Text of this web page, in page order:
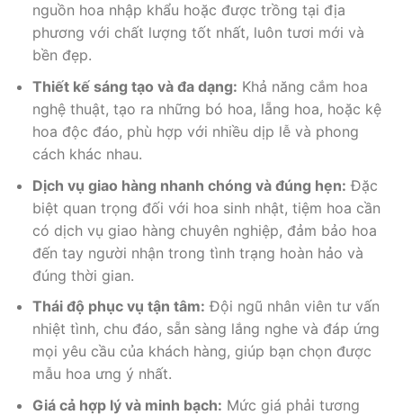
nguồn hoa nhập khẩu hoặc được trồng tại địa
phương với chất lượng tốt nhất, luôn tươi mới và
bền đẹp.
Thiết kế sáng tạo và đa dạng: Khả năng cắm hoa
nghệ thuật, tạo ra những bó hoa, lẵng hoa, hoặc kệ
hoa độc đáo, phù hợp với nhiều dịp lễ và phong
cách khác nhau.
Dịch vụ giao hàng nhanh chóng và đúng hẹn: Đặc
biệt quan trọng đối với hoa sinh nhật, tiệm hoa cần
có dịch vụ giao hàng chuyên nghiệp, đảm bảo hoa
đến tay người nhận trong tình trạng hoàn hảo và
đúng thời gian.
Thái độ phục vụ tận tâm: Đội ngũ nhân viên tư vấn
nhiệt tình, chu đáo, sẵn sàng lắng nghe và đáp ứng
mọi yêu cầu của khách hàng, giúp bạn chọn được
mẫu hoa ưng ý nhất.
Giá cả hợp lý và minh bạch: Mức giá phải tương